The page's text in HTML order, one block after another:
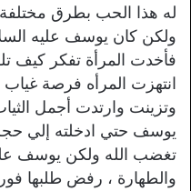
له هذا الحب بطرق مختلفة
ولكن كان يوسف عليه
فأخدت المرأة تفكر كيف
انتهزت المرأه فرصة
وتزينت وارتدت أجمل
يوسف حتي ادخلته إلي
تغضب الله ولكن يوسف
والطهارة ، رفض طلبها